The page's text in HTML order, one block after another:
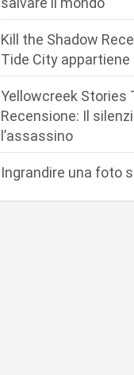
Kill the Shadow
Tide City appartiene
Yellowcreek Stories
Recensione: Il
l’assassino
Ingrandire una foto